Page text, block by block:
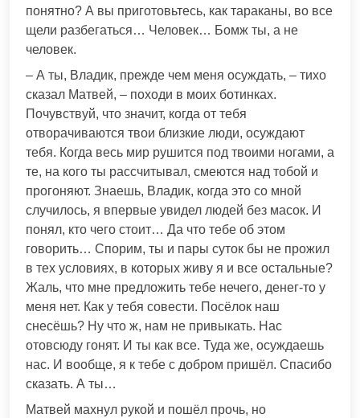
понятно? А вы приготовьтесь, как тараканы, во все
щели разбегаться… Человек… Бомж ты, а не
человек.
– А ты, Владик, прежде чем меня осуждать, – тихо
сказал Матвей, – походи в моих ботинках.
Почувствуй, что значит, когда от тебя
отворачиваются твои близкие люди, осуждают
тебя. Когда весь мир рушится под твоими ногами, а
те, на кого ты рассчитывал, смеются над тобой и
прогоняют. Знаешь, Владик, когда это со мной
случилось, я впервые увидел людей без масок. И
понял, кто чего стоит… Да что тебе об этом
говорить… Спорим, ты и пары суток бы не прожил
в тех условиях, в которых живу я и все остальные?
Жаль, что мне предложить тебе нечего, денег-то у
меня нет. Как у тебя совести. Посёлок наш
снесёшь? Ну что ж, нам не привыкать. Нас
отовсюду гонят. И ты как все. Туда же, осуждаешь
нас. И вообще, я к тебе с добром пришёл. Спасибо
сказать. А ты…
Матвей махнул рукой и пошёл прочь, но